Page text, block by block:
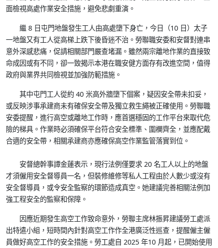
面檢視高處作業安全措施，避免悲劇重演。
繼 8 日屯門地盤發生工人由高處墮下身亡，今日（10 日）太子
一地盤又有工人從高梯上跌下後昏迷不治。勞聯職安委和安督對連串
意外深感悲痛，促請相關部門嚴查堵漏。雖然兩宗離地作業的直接致
命成因或有不同，卻一致揭示本港在職安健方面存有改進空間，值得
政府與業界共同檢視並加強防範措施。
其中屯門工人從約 40 米高外牆墮下個案，疑因安全帶未扣妥，
或反映涉事承建商未有確保安全帶及獨立救生繩被正確使用。勞聯職
安委提醒，進行高空或離地工作時，應首選穩固的工作平台來取代危
險的梯具。作業時必須確保平台符合安全標準、圍欄齊全，並應配戴
合適的安全帶，相關承建商亦應確保高空作業監管落實到位。
安督總幹事譚金蓮表示，現行法例僅要求 20 名工人以上的地盤
才須僱用安全督導員一名，但裝修維修等私人工程由於人數少或沒有
安全督導員，或令安全監察的環節造成真空。她建議完善相關法例加
強工程安全的監察和保障。
因應近期發生高空工作致命意外，勞聯主席林振昇建議勞工處派
出特遣小組，短時間內針對高空工作作全港廣泛性巡查，提醒僱主僱
員做好高空工作的安全措施。勞工處自 2025 年10 月起，已開始使用